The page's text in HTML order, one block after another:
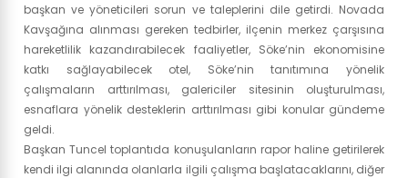
başkan ve yöneticileri sorun ve taleplerini dile getirdi. Novada
Kavşağına alınması gereken tedbirler, ilçenin merkez çarşısına
hareketlilik kazandırabilecek faaliyetler, Söke’nin ekonomisine
katkı sağlayabilecek otel, Söke’nin tanıtımına yönelik
çalışmaların arttırılması, galericiler sitesinin oluşturulması,
esnaflara yönelik desteklerin arttırılması gibi konular gündeme
geldi.
Başkan Tuncel toplantıda konuşulanların rapor haline getirilerek
kendi ilgi alanında olanlarla ilgili çalışma başlatacaklarını, diğer